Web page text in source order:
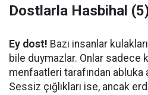
Dostlarla Hasbihal
Ey dost! Bazı insanlar
bile duymazlar. Onlar sadece
menfaatleri tarafından abluka
Sessiz çığlıkları ise, ancak